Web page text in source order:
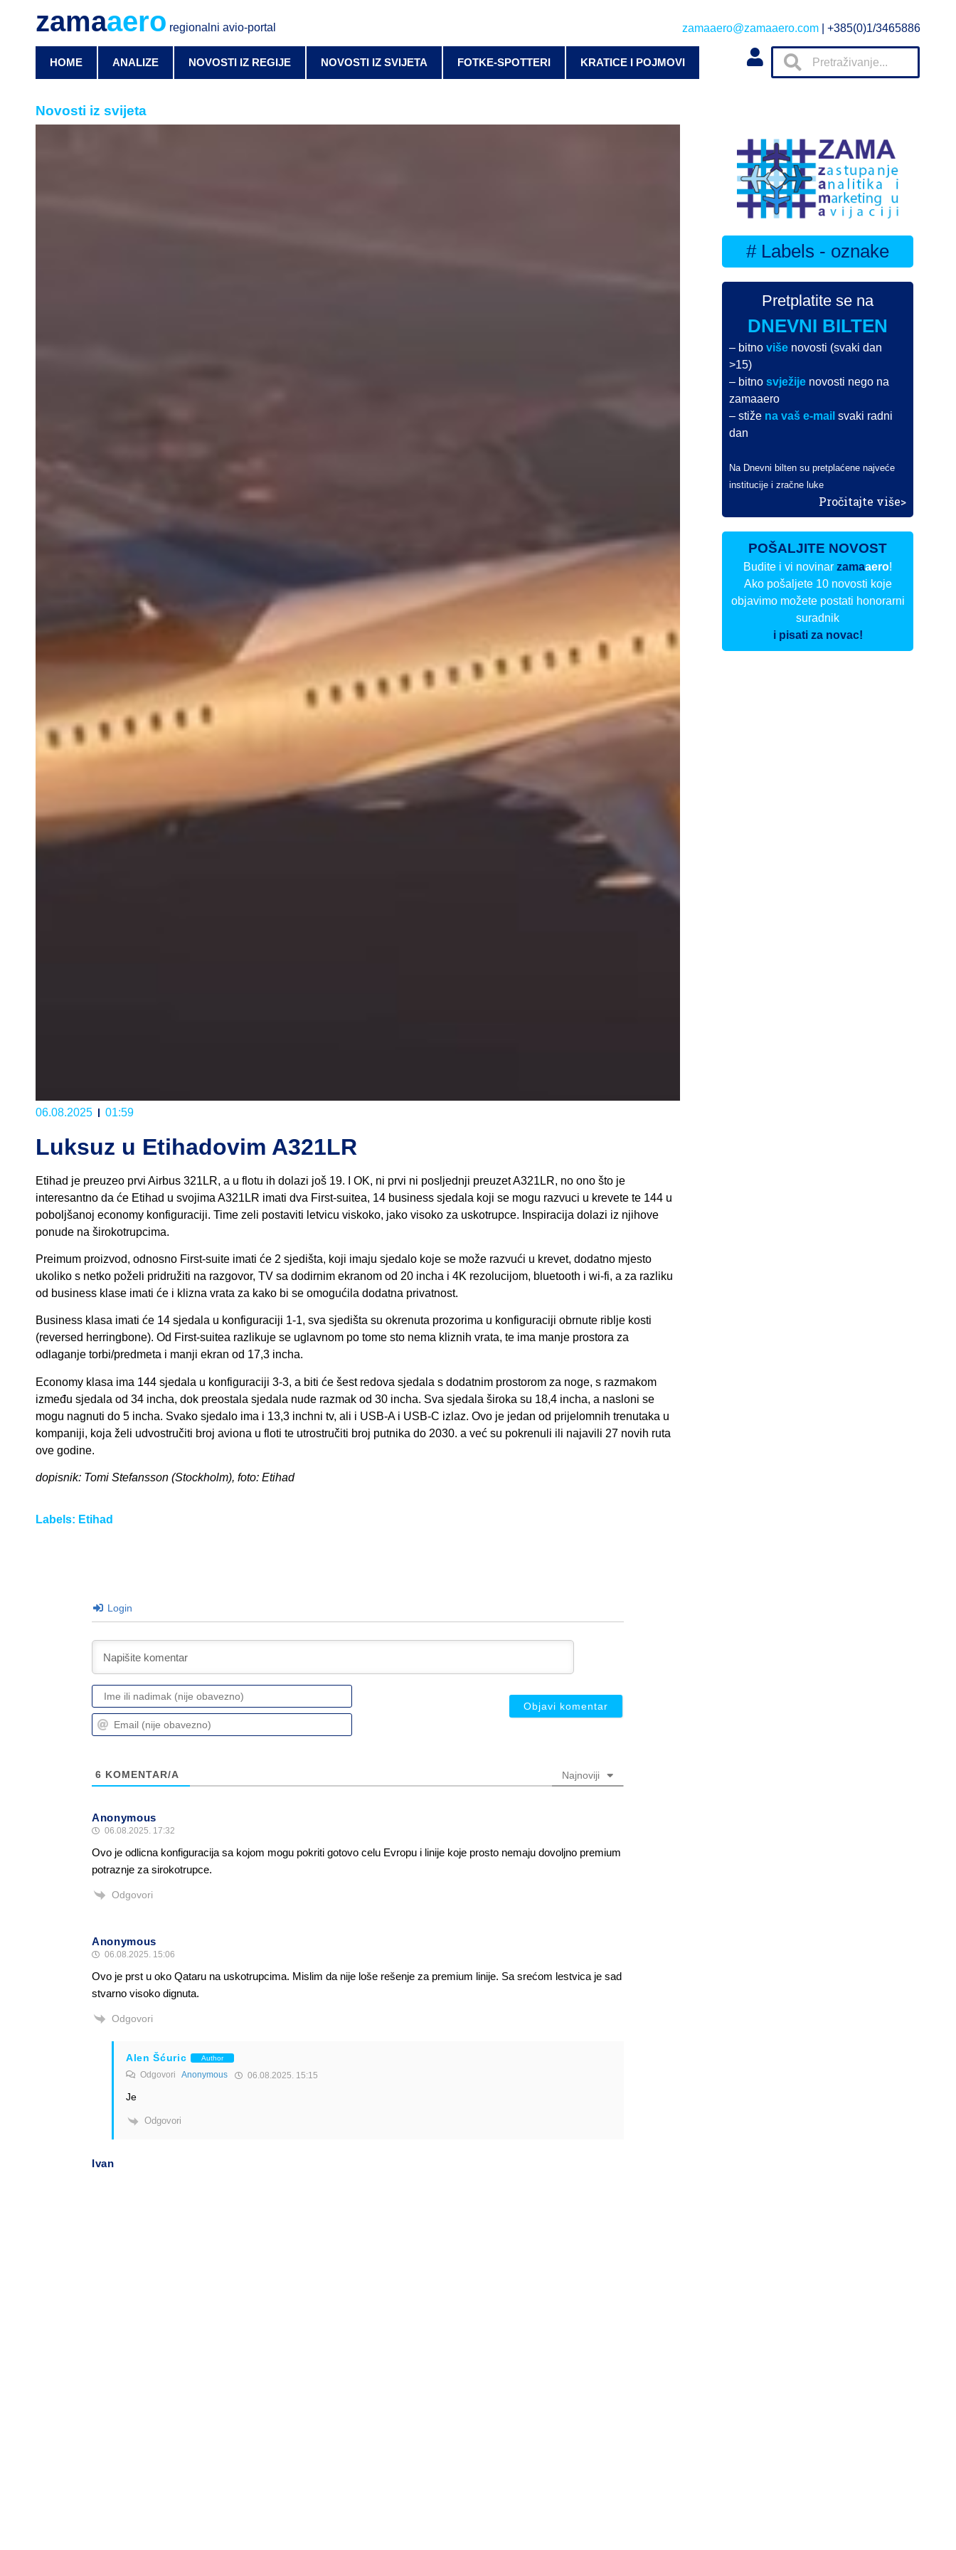
zamaaero regionalni avio-portal zamaaero@zamaaero.com | +385(0)1/3465886
HOME ANALIZE NOVOSTI IZ REGIJE NOVOSTI IZ SVIJETA FOTKE-SPOTTERI KRATICE I POJMOVI
Novosti iz svijeta
06.08.2025 01:59
Luksuz u Etihadovim A321LR
Etihad je preuzeo prvi Airbus 321LR, a u flotu ih dolazi još 19. I OK, ni prvi ni posljednji preuzet A321LR, no ono što je
interesantno da će Etihad u svojima A321LR imati dva First-suitea, 14 business sjedala koji se mogu razvuci u krevete te 144 u
poboljšanoj economy konfiguraciji. Time zeli postaviti letvicu viskoko, jako visoko za uskotrupce. Inspiracija dolazi iz njihove
ponude na širokotrupcima.
Preimum proizvod, odnosno First-suite imati će 2 sjedišta, koji imaju sjedalo koje se može razvući u krevet, dodatno mjesto
ukoliko s netko poželi pridružiti na razgovor, TV sa dodirnim ekranom od 20 incha i 4K rezolucijom, bluetooth i wi-fi, a za razliku
od business klase imati će i klizna vrata za kako bi se omogućila dodatna privatnost.
Business klasa imati će 14 sjedala u konfiguraciji 1-1, sva sjedišta su okrenuta prozorima u konfiguraciji obrnute riblje kosti
(reversed herringbone). Od First-suitea razlikuje se uglavnom po tome sto nema kliznih vrata, te ima manje prostora za
odlaganje torbi/predmeta i manji ekran od 17,3 incha.
Economy klasa ima 144 sjedala u konfiguraciji 3-3, a biti će šest redova sjedala s dodatnim prostorom za noge, s razmakom
između sjedala od 34 incha, dok preostala sjedala nude razmak od 30 incha. Sva sjedala široka su 18,4 incha, a nasloni se
mogu nagnuti do 5 incha. Svako sjedalo ima i 13,3 inchni tv, ali i USB-A i USB-C izlaz. Ovo je jedan od prijelomnih trenutaka u
kompaniji, koja želi udvostručiti broj aviona u floti te utrostručiti broj putnika do 2030. a već su pokrenuli ili najavili 27 novih ruta
ove godine.
dopisnik: Tomi Stefansson (Stockholm), foto: Etihad
Labels: Etihad
Login
Ime
ili
nadimak
Email
(nije
6 KOMENTAR/A Najnoviji
Anonymous
06.08.2025. 17:32
Ovo je odlicna konfiguracija sa kojom mogu pokriti gotovo celu Evropu i linije koje prosto nemaju dovoljno premium
potraznje za sirokotrupce.
Odgovori
Anonymous
06.08.2025. 15:06
Ovo je prst u oko Qataru na uskotrupcima. Mislim da nije loše rešenje za premium linije. Sa srećom lestvica je sad
stvarno visoko dignuta.
Odgovori
Alen Šćuric Author
Odgovori Anonymous 06.08.2025. 15:15
Je
Odgovori
Ivan
# Labels - oznake
Pretplatite se na
DNEVNI BILTEN
– bitnoviše novosti (svaki dan
>15)
– bitnosvježije novosti nego na
zamaaero
– stiže na vaš e-mail svaki radni
dan
Na Dnevni bilten su pretplaćene najveće
institucije i zračne luke
Pročitajte više>
POŠALJITE NOVOST
Budite i vi novinarzamaaero!
Ako pošaljete 10 novosti koje
objavimo možete postati honorarni
suradnik
i pisati za novac!